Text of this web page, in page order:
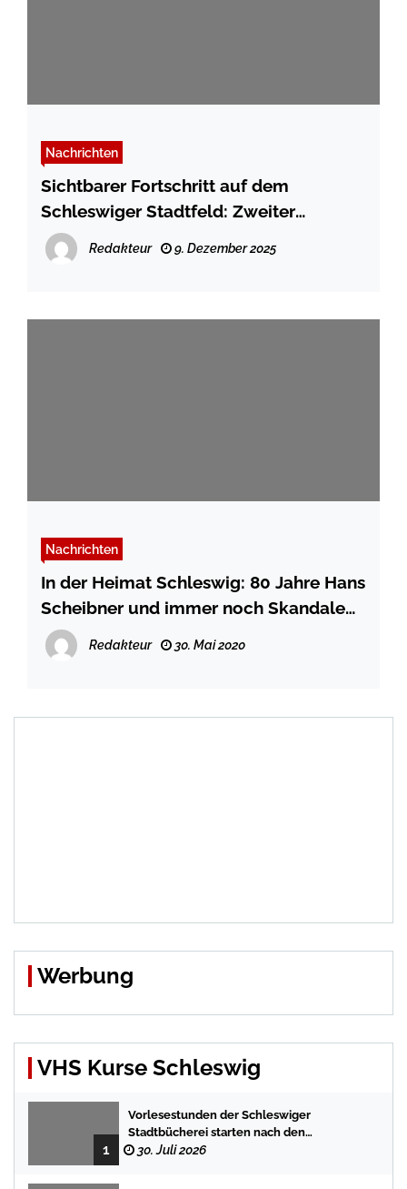
Nachrichten
Sichtbarer Fortschritt auf dem
Schleswiger Stadtfeld: Zweiter
Bauabschnitt für provisorischen ZOB
erfolgreich abgeschlossen
Redakteur 9. Dezember 2025
Nachrichten
In der Heimat Schleswig: 80 Jahre Hans
Scheibner und immer noch Skandale
und Liebe
Redakteur 30. Mai 2020
Werbung
VHS Kurse Schleswig
1
Vorlesestunden der Schleswiger
Stadtbücherei starten nach den
Sommerferien mit spannenden
30. Juli 2026